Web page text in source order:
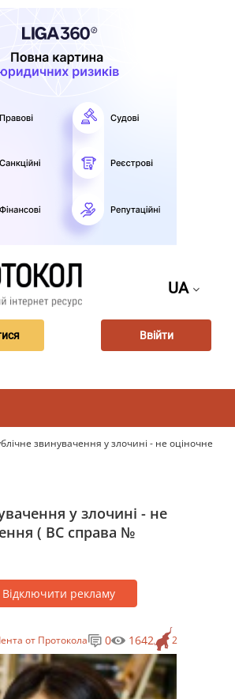
UA
Ввійти
звинувачення у злочині - не оціночне
у злочині - не
( ВС справа №
Відключити рекламу
от Протокола 2
0 1642